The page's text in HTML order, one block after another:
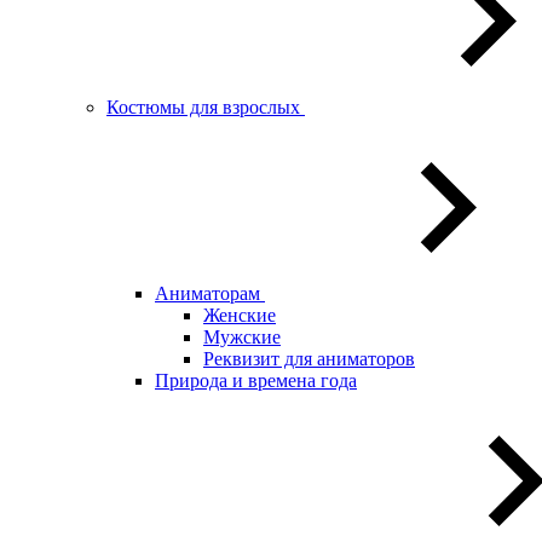
Костюмы для взрослых
Аниматорам
Женские
Мужские
Реквизит для аниматоров
Природа и времена года